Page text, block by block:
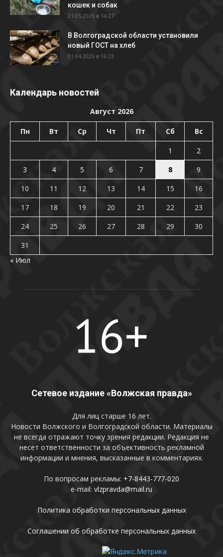
кошек и собак
21.05.2026 в 14:27
В Волгоградской области установили
новый ГОСТ на хлеб
01.04.2026 в 16:23
Календарь новостей
Август 2026
Пн Вт Ср Чт Пт Сб Вс
1
2
3
4 5 6 7 8
9
10
11 12 13 14 15
16
17
18 19 20 21 22
23
24
25 26 27 28 29
30
31
« Июл
Сетевое издание «Волжская правда»
Для лиц старше 16 лет.
Новости Волжского и Волгоградской области. Материалы
не всегда отражают точку зрения редакции. Редакция не
несет ответственности за объективность рекламной
информации и мнения, высказанные в комментариях.
По вопросам рекламы: +7-8443-777-020
e-mail: vlzpravda@mail.ru
Политика обработки персональных данных
Соглашении об обработке персональных данных